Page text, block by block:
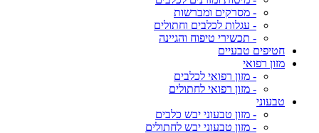
- מסרקים ומברשות
- עגלות לכלבים וחתולים
- תכשירי טיפוח והגיינה
חטיפים טבעיים
מזון רפואי
- מזון רפואי לכלבים
- מזון רפואי לחתולים
טבעוני
- מזון טבעוני יבש כלבים
- מזון טבעוני יבש לחתולים